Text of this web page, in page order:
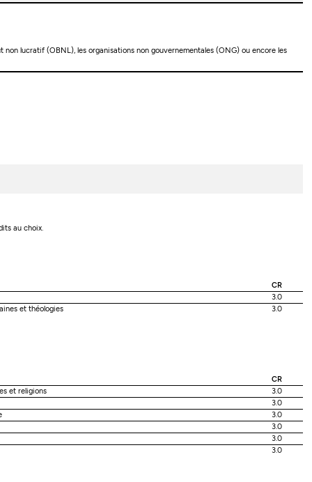
lucratif (OBNL), les organisations non gouvernementales (ONG) ou encore les
au choix.
CR
3.0
et théologies 3.0
CR
et religions
3.0
3.0
3.0
3.0
3.0
3.0